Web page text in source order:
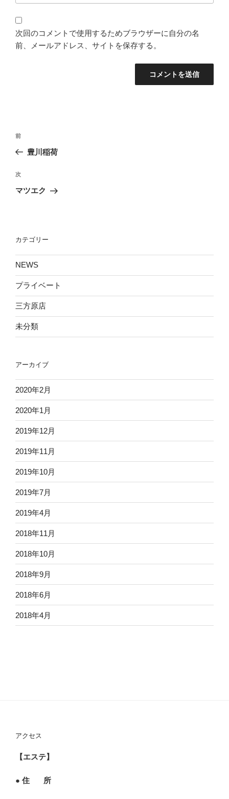
次回のコメントで使用するためブラウザーに自分の名
前、メールアドレス、サイトを保存する。
投
ビ
ゲ
ン
前
の
稿
前
豊川稲荷
次
の
次
マツエク
カテゴリー
NEWS
プライベート
三方原店
未分類
アーカイブ
2020年2月
2020年1月
2019年12月
2019年11月
2019年10月
2019年7月
2019年4月
2018年11月
2018年10月
2018年9月
2018年6月
2018年4月
アクセス
【エステ】
● 住 所